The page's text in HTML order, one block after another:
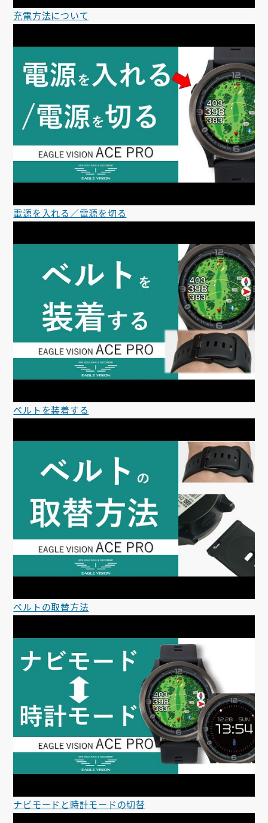
充電方法について
電源を入れる／電源を切る
ベルトを装着する
ベルトの取替方法
ナビモードと時計モードの切替